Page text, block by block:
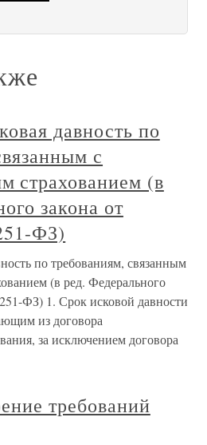
давность по
с
страхованием (в
закона от
ФЗ)
по требованиям, связанным
(в ред. Федерального
ФЗ) 1. Срок исковой давности
из договора
за исключением договора
требований